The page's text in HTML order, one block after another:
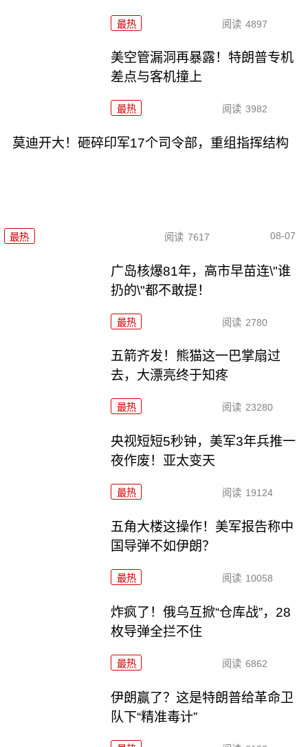
最热 阅读 4897
美空管漏洞再暴露！特朗普专机
差点与客机撞上
最热 阅读 3982
莫迪开大！砸碎印军17个司令部，重组指挥结构
最热 阅读 7617 08-07
广岛核爆81年，高市早苗连\"谁
扔的\"都不敢提！
最热 阅读 2780
五箭齐发！熊猫这一巴掌扇过
去，大漂亮终于知疼
最热 阅读 23280
央视短短5秒钟，美军3年兵推一
夜作废！亚太变天
最热 阅读 19124
五角大楼这操作！美军报告称中
国导弹不如伊朗？
最热 阅读 10058
炸疯了！俄乌互掀“仓库战”，28
枚导弹全拦不住
最热 阅读 6862
伊朗赢了？这是特朗普给革命卫
队下“精准毒计”